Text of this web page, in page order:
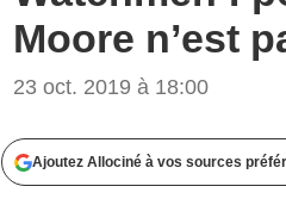
Moore n’est
23 oct. 2019 à 18:00
Ajoutez Allociné à vos sources